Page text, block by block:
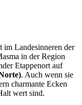
im Landesinneren der
in der Region
Etappenort auf
. Auch wenn sie
charmante Ecken
wert sind.